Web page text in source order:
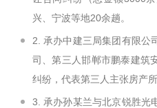
兴、宁波等地20余趟。
2. 承办中建三局集团有限公
司、第三人邯郸市鹏泰建筑
纠纷，代表第三人主张房产所
3. 承办孙某兰与北京锐胜光